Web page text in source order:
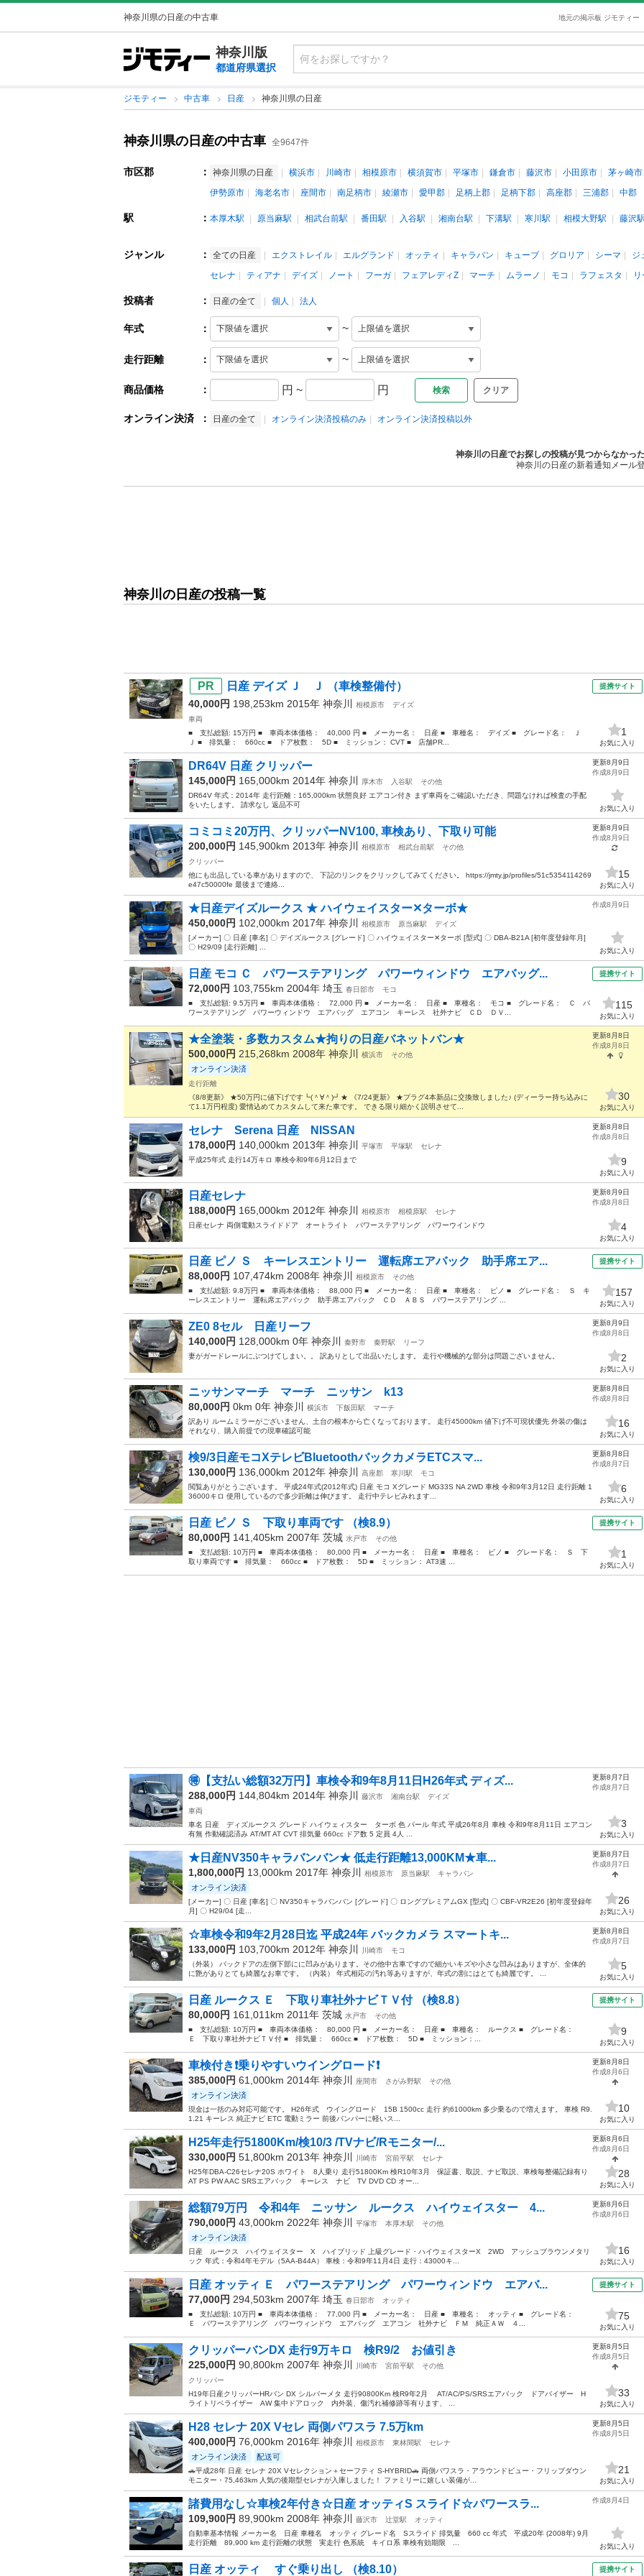
神奈川県の日産の中古車 地元の掲示板 ジモティー
神奈川版
都道府県選択
ジモティー 中古車 日産 神奈川県の日産
神奈川県の日産の中古車 全9647件
市区郡 ： 神奈川県の日産 横浜市 川崎市 相模原市 横須賀市 平塚市 鎌倉市 藤沢市 小田原市
茅ヶ崎市
伊勢原市
海老名市 座間市 南足柄市 綾瀬市 愛甲郡 足柄上郡 足柄下郡 高座郡 三浦郡 中郡
駅 ： 本厚木駅 原当麻駅 相武台前駅 番田駅 入谷駅 湘南台駅 下溝駅 寒川駅 相模大野駅 藤沢
ジャンル ： 全ての日産 エクストレイル エルグランド オッティ キャラバン キューブ グロリア シーマ
ジ
セレナ
ティアナ デイズ ノート フーガ フェアレディZ マーチ ムラーノ モコ ラフェスタ
投稿者 ： 日産の全て 個人 法人
年式 ： ~
走行距離 ： ~
商品価格 ： 円 ~ 円 クリア
オンライン決済 ： 日産の全て オンライン決済投稿のみ オンライン決済投稿以外
神奈川の日産でお探しの投稿が見つからなかっ
神奈川の日産の新着通知メール
神奈川の日産の投稿一覧
日産 デイズ Ｊ Ｊ （車検整備付）
40,000円 198,253km 2015年 神奈川 相模原市
デイズ
車両
■ 支払総額: 15万円 ■ 車両本体価格： 40,000 円 ■ メーカー名： 日産 ■ 車種名： デイズ ■ グレード名： Ｊ
Ｊ ■ 排気量： 660cc ■ ドア枚数： 5D ■ ミッション： CVT ■ 店舗PR...
提携サイト
1
お気に入り
DR64V 日産 クリッパー
145,000円 165,000km 2014年 神奈川 厚木市 入谷駅
その他
DR64V 年式：2014年 走行距離：165,000km 状態良好 エアコン付き まず車両をご確認いただき、問題なければ検査の手配
をいたします。 請求なし 返品不可
更新8月9日
作成8月9日
お気に入り
コミコミ20万円、クリッパーNV100, 車検あり、下取り可能
200,000円 145,900km 2013年 神奈川 相模原市 相武台前駅
その他
クリッパー
他にも出品している車がありますので、 下記のリンクをクリックしてみてください。 https://jmty.jp/profiles/51c5354114269
e47c50000fe 最後まで連絡...
更新8月9日
作成8月9日
15
お気に入り
★日産デイズルークス ★ ハイウェイスター✕ターボ★
450,000円 102,000km 2017年 神奈川 相模原市 原当麻駅
デイズ
[メーカー] 〇 日産 [車名] 〇 デイズルークス [グレード] 〇 ハイウェイスター✕ターボ [型式] 〇 DBA-B21A [初年度登録年月]
〇 H29/09 [走行距離] ...
作成8月9日
お気に入り
日産 モコ Ｃ パワーステアリング パワーウィンドウ エアバッグ...
72,000円 103,755km 2004年 埼玉 春日部市
モコ
■ 支払総額: 9.5万円 ■ 車両本体価格： 72,000 円 ■ メーカー名： 日産 ■ 車種名： モコ ■ グレード名： Ｃ パ
ワーステアリング パワーウィンドウ エアバッグ エアコン キーレス 社外ナビ ＣＤ ＤＶ...
提携サイト
115
お気に入り
★全塗装・多数カスタム★拘りの日産バネットバン★
500,000円 215,268km 2008年 神奈川 横浜市 その他
オンライン決済
走行距離
《8/8更新》 ★50万円に値下げです┗(＾∀＾)┛★ 《7/24更新》 ★プラグ4本新品に交換致しました♪ (ディーラー持ち込みに
て1.1万円程度) 愛情込めてカスタムして来た車です。 できる限り細かく説明させて...
更新8月8日
作成8月8日
30
お気に入り
セレナ Serena 日産 NISSAN
178,000円 140,000km 2013年 神奈川 平塚市 平塚駅
セレナ
平成25年式 走行14万キロ 車検令和9年6月12日まで
更新8月8日
作成8月8日
9
お気に入り
日産セレナ
188,000円 165,000km 2012年 神奈川 相模原市 相模原駅
セレナ
日産セレナ 両側電動スライドドア オートライト パワーステアリング パワーウインドウ
更新8月9日
作成8月8日
4
お気に入り
日産 ピノ Ｓ キーレスエントリー 運転席エアバック 助手席エア...
88,000円 107,474km 2008年 神奈川 相模原市
その他
■ 支払総額: 9.8万円 ■ 車両本体価格： 88,000 円 ■ メーカー名： 日産 ■ 車種名： ピノ ■ グレード名： Ｓ キ
ーレスエントリー 運転席エアバック 助手席エアバック ＣＤ ＡＢＳ パワーステアリング ...
提携サイト
157
お気に入り
ZE0 8セル 日産リーフ
140,000円 128,000km 0年 神奈川 秦野市 秦野駅
リーフ
妻がガードレールにぶつけてしまい。。 訳ありとして出品いたします。 走行や機械的な部分は問題ございません。
更新8月9日
作成8月8日
2
お気に入り
ニッサンマーチ マーチ ニッサン k13
80,000円 0km 0年 神奈川 横浜市 下飯田駅
マーチ
訳あり ルームミラーがございません、土台の根本から亡くなっております。 走行45000km 値下げ不可現状優先 外装の傷は
それなり、購入前提での現車確認可能
更新8月8日
作成8月8日
16
お気に入り
検9/3日産モコXテレビBluetoothバックカメラETCスマ...
130,000円 136,000km 2012年 神奈川 高座郡 寒川駅
モコ
閲覧ありがとうございます。 平成24年式(2012年式) 日産 モコ Xグレード MG33S NA 2WD 車検 令和9年3月12日 走行距離 1
36000キロ 使用しているので多少距離は伸びます。 走行中テレビみれます...
更新8月8日
作成8月7日
6
お気に入り
日産 ピノ Ｓ 下取り車両です （検8.9）
80,000円 141,405km 2007年 茨城 水戸市
その他
■ 支払総額: 10万円 ■ 車両本体価格： 80,000 円 ■ メーカー名： 日産 ■ 車種名： ピノ ■ グレード名： Ｓ 下
取り車両です ■ 排気量： 660cc ■ ドア枚数： 5D ■ ミッション： AT3速 ...
提携サイト
1
お気に入り
🉐【支払い総額32万円】車検令和9年8月11日H26年式 ディズ...
288,000円 144,804km 2014年 神奈川 藤沢市 湘南台駅
デイズ
車両
車名 日産 ディズルークス グレード ハイウェィスター ターボ 色 パール 年式 平成26年8月 車検 令和9年8月11日 エアコン
有無 作動確認済み AT/MT AT CVT 排気量 660cc ドア数 5 定員 4人 ...
更新8月7日
作成8月7日
3
お気に入り
★日産NV350キャラバンバン★ 低走行距離13,000KM★車...
1,800,000円 13,000km 2017年 神奈川 相模原市 原当麻駅 キャラバン
オンライン決済
[メーカー] 〇 日産 [車名] 〇 NV350キャラバンバン [グレード] 〇 ロングプレミアムGX [型式] 〇 CBF-VR2E26 [初年度登録年
月] 〇 H29/04 [走...
更新8月7日
作成8月7日
26
お気に入り
☆車検令和9年2月28日迄 平成24年 バックカメラ スマートキ...
133,000円 103,700km 2012年 神奈川 川崎市
モコ
（外装） バックドアの左側下部にに凹みがあります。その他中古車ですので細かいキズや小さな凹みはありますが、全体的
に艶がありとても綺麗なお車です。 （内装） 年式相応の汚れ等ありますが、年式の割にはとても綺麗です。 ...
更新8月8日
作成8月7日
5
お気に入り
日産 ルークス Ｅ 下取り車社外ナビＴＶ付 （検8.8）
80,000円 161,011km 2011年 茨城 水戸市
その他
■ 支払総額: 10万円 ■ 車両本体価格： 80,000 円 ■ メーカー名： 日産 ■ 車種名： ルークス ■ グレード名：
Ｅ 下取り車社外ナビＴＶ付 ■ 排気量： 660cc ■ ドア枚数： 5D ■ ミッション：...
提携サイト
9
お気に入り
車検付き❗️乗りやすいウイングロード❗️
385,000円 61,000km 2014年 神奈川 座間市 さがみ野駅 その他
オンライン決済
現金は一括のみ対応可能です。 H26年式 ウイングロード 15B 1500cc 走行 約61000km 多少乗るので増えます。 車検 R9.
1.21 キーレス 純正ナビ ETC 電動ミラー 前後バンパーに軽いス...
更新8月8日
作成8月6日
10
お気に入り
H25年走行51800Km/検10/3 /TVナビ/Rモニター/...
330,000円 51,800km 2013年 神奈川 川崎市 宮前平駅
セレナ
H25年DBA-C26セレナ20S ホワイト 8人乗り 走行51800Km 検R10年3月 保証書、取説、ナビ取説、車検毎整備記録有り
AT PS PW AAC SRSエアバック キーレス ナビ TV DVD CD オー...
更新8月6日
作成8月6日
28
お気に入り
総額79万円 令和4年 ニッサン ルークス ハイウェイスター 4...
790,000円 43,000km 2022年 神奈川 平塚市 本厚木駅 その他
オンライン決済
日産 ルークス ハイウェイスター X ハイブリッド 上級グレード・ハイウェイスターX 2WD アッシュブラウンメタリ
ック 年式：令和4年モデル（5AA-B44A） 車検：令和9年11月4日 走行：43000キ...
更新8月6日
作成8月6日
16
お気に入り
日産 オッティ Ｅ パワーステアリング パワーウィンドウ エアバ...
77,000円 294,503km 2007年 埼玉 春日部市
オッティ
■ 支払総額: 10万円 ■ 車両本体価格： 77,000 円 ■ メーカー名： 日産 ■ 車種名： オッティ ■ グレード名：
Ｅ パワーステアリング パワーウィンドウ エアバッグ エアコン 社外ナビ ＦＭ 純正ＡＷ ４...
提携サイト
75
お気に入り
クリッパーバンDX 走行9万キロ 検R9/2 お値引き
225,000円 90,800km 2007年 神奈川 川崎市 宮前平駅
その他
クリッパー
H19年日産クリッパーHRバン DX シルバーメタ 走行90800Km 検R9年2月 AT/AC/PS/SRSエアバック ドアバイザー H
ライトリベライザー AW 集中ドアロック 内外装、傷汚れ補修跡等有ります、 ...
更新8月5日
作成8月5日
33
お気に入り
H28 セレナ 20X Vセレ 両側パワスラ 7.5万km
400,000円 76,000km 2016年 神奈川 相模原市 東林間駅 セレナ
オンライン決済 配送可
🚗平成28年 日産 セレナ 20X Vセレクション＋セーフティ S-HYBRID🚗 両側パワスラ・アラウンドビュー・フリップダウン
モニター・75,463km 人気の後期型セレナが入庫しました！ ファミリーに嬉しい装備が...
更新8月5日
作成8月5日
21
お気に入り
諸費用なし☆車検2年付き☆日産 オッティS スライド☆パワースラ...
109,900円 89,900km 2008年 神奈川 藤沢市 辻堂駅
オッティ
自動車基本情報 メーカー名 日産 車種名 オッティ グレード名 Sスライド 排気量 660 cc 年式 平成20年 (2008年) 9月
走行距離 89,900 km 走行距離の状態 実走行 色系統 キイロ系 車検有効期限 ...
作成8月4日
お気に入り
日産 オッティ すぐ乗り出し （検8.10） 提携サイト